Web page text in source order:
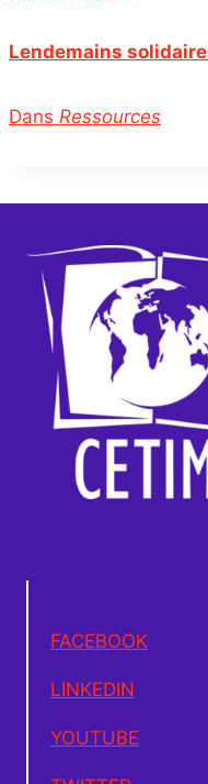
Lendemains
Dans Ressources
FACEBOOK
LINKEDIN
YOUTUBE